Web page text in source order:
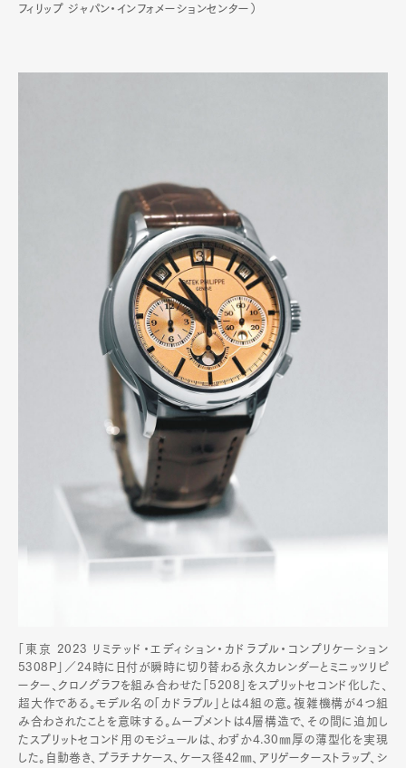
フィリップ ジャパン・インフォメーションセンター）
「東京 2023 リミテッド・エディション・カドラプル・コンプリケーション
5308P」／24時に日付が瞬時に切り替わる永久カレンダーとミニッツリピ
ーター、クロノグラフを組み合わせた「5208」をスプリットセコンド化した、
超大作である。モデル名の「カドラプル」とは4組の意。複雑機構が4つ組
み合わされたことを意味する。ムーブメントは4層構造で、その間に追加し
たスプリットセコンド用のモジュールは、わずか4.30㎜厚の薄型化を実現
した。自動巻き、プラチナケース、ケース径42㎜、アリゲーターストラップ、シ